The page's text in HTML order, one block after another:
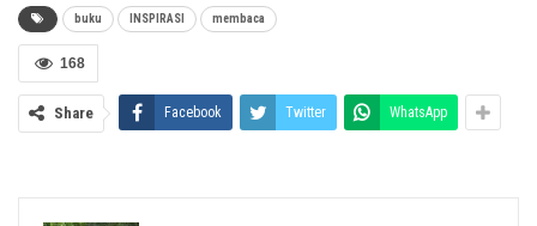
Membaca buku-buku yang baik bererti memberi
buku INSPIRASI membaca
168
Share Facebook Twitter WhatsApp